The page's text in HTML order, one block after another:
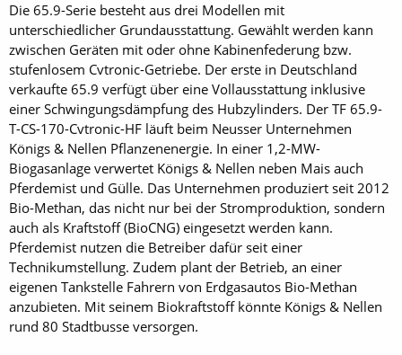
Die 65.9-Serie besteht aus drei Modellen mit
unterschiedlicher Grundausstattung. Gewählt werden kann
zwischen Geräten mit oder ohne Kabinenfederung bzw.
stufenlosem Cvtronic-Getriebe. Der erste in Deutschland
verkaufte 65.9 verfügt über eine Vollausstattung inklusive
einer Schwingungsdämpfung des Hubzylinders. Der TF 65.9-
T-CS-170-Cvtronic-HF läuft beim Neusser Unternehmen
Königs & Nellen Pflanzenenergie. In einer 1,2-MW-
Biogasanlage verwertet Königs & Nellen neben Mais auch
Pferdemist und Gülle. Das Unternehmen produziert seit 2012
Bio-Methan, das nicht nur bei der Stromproduktion, sondern
auch als Kraftstoff (BioCNG) eingesetzt werden kann.
Pferdemist nutzen die Betreiber dafür seit einer
Technikumstellung. Zudem plant der Betrieb, an einer
eigenen Tankstelle Fahrern von Erdgasautos Bio-Methan
anzubieten. Mit seinem Biokraftstoff könnte Königs & Nellen
rund 80 Stadtbusse versorgen.